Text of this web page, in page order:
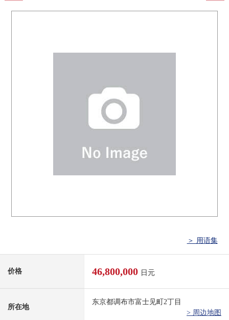
＞ 用语集
价格 46,800,000 日元
所在地
东京都调布市富士见町2丁目
> 周边地图